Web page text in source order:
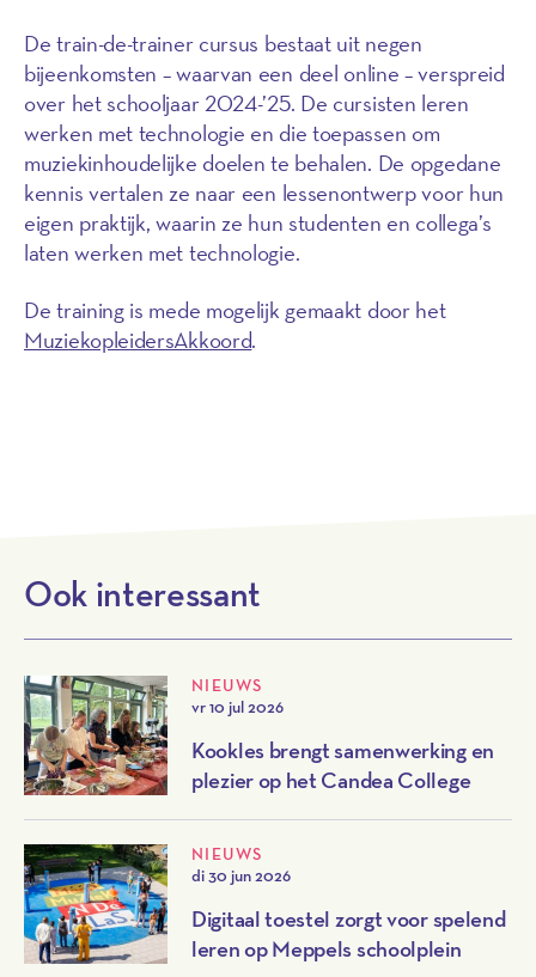
De train-de-trainer cursus bestaat uit negen
bijeenkomsten – waarvan een deel online – verspreid
over het schooljaar 2024-’25. De cursisten leren
werken met technologie en die toepassen om
muziekinhoudelijke doelen te behalen. De opgedane
kennis vertalen ze naar een lessenontwerp voor hun
eigen praktijk, waarin ze hun studenten en collega’s
laten werken met technologie.
De training is mede mogelijk gemaakt door het
MuziekopleidersAkkoord.
Ook interessant
NIEUWS
vr 10 jul 2026
Kookles brengt samenwerking en
plezier op het Candea College
NIEUWS
di 30 jun 2026
Digitaal toestel zorgt voor spelend
leren op Meppels schoolplein